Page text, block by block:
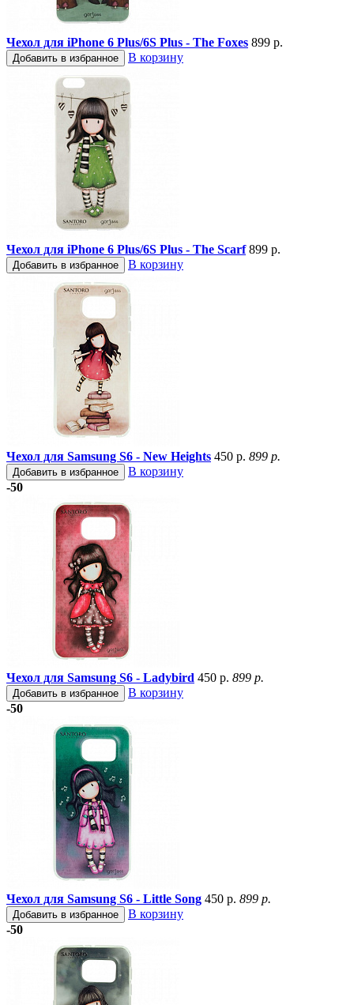
Чехол для iPhone 6 Plus/6S Plus - The Foxes 899 р.
Добавить в избранное В корзину
Чехол для iPhone 6 Plus/6S Plus - The Scarf 899 р.
Добавить в избранное В корзину
Чехол для Samsung S6 - New Heights 450 р. 899 р.
Добавить в избранное
В корзину
-50
Чехол для Samsung S6 - Ladybird 450 р. 899 р.
Добавить в избранное
В корзину
-50
Чехол для Samsung S6 - Little Song 450 р. 899 р.
Добавить в избранное
В корзину
-50